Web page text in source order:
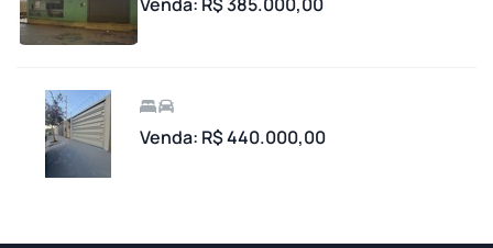
Venda: R$ 440.000,00